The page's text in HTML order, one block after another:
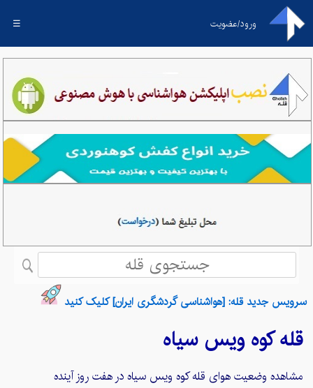
ورود/عضویت ☰
سرویس جدید قله: [هواشناسی گردشگری ایران] کلیک کنید
قلهکوه ویس سیاه
مشاهده وضعیت هوای قلهکوه ویس سیاهدر هفت روز آینده